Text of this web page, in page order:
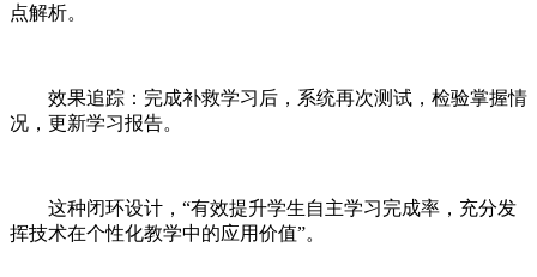
点解析。
效果追踪：完成补救学习后，系统再次测试，检验掌握情
况，更新学习报告。
这种闭环设计，“有效提升学生自主学习完成率，充分发
挥技术在个性化教学中的应用价值”。